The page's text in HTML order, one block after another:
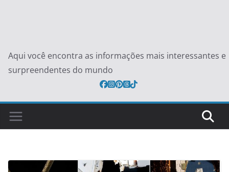
Aqui você encontra as informações mais interessantes e
surpreendentes do mundo